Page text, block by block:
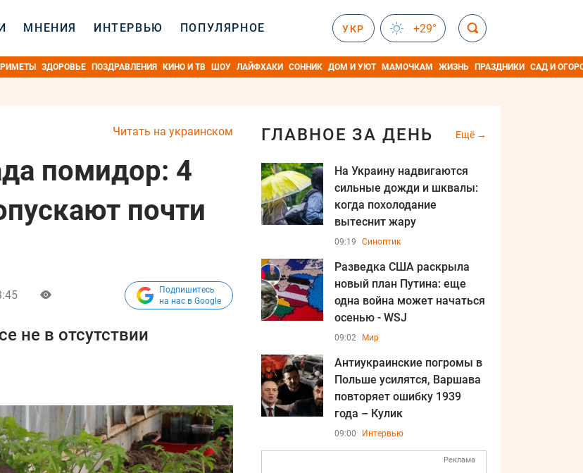
МНЕНИЯ ИНТЕРВЬЮ ПОПУЛЯРНОЕ УКР +29°
ЗДОРОВЬЕ ПОЗДРАВЛЕНИЯ КИНО И ТВ ШОУ ЛАЙФХАКИ СОННИК ДОМ И УЮТ МАМОЧКАМ ЖИЗНЬ ПРАЗДНИКИ САД И
Читать на украинском
помидор: 4
почти
Подпишитесь
на нас в Google
не в отсутствии
ГЛАВНОЕ ЗА ДЕНЬ Ещё
На Украину надвигаются
сильные дожди и шквалы:
когда похолодание
вытеснит жару
09:19 Синоптик
Разведка США раскрыла
новый план Путина: еще
одна война может начаться
осенью - WSJ
09:02 Мир
Антиукраинские погромы в
Польше усилятся, Варшава
повторяет ошибку 1939
года – Кулик
09:00 Интервью
Реклама